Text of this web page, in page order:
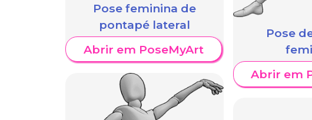
Pose feminina de
pontapé lateral
Abrir em PoseMyArt
Pose
Abrir em